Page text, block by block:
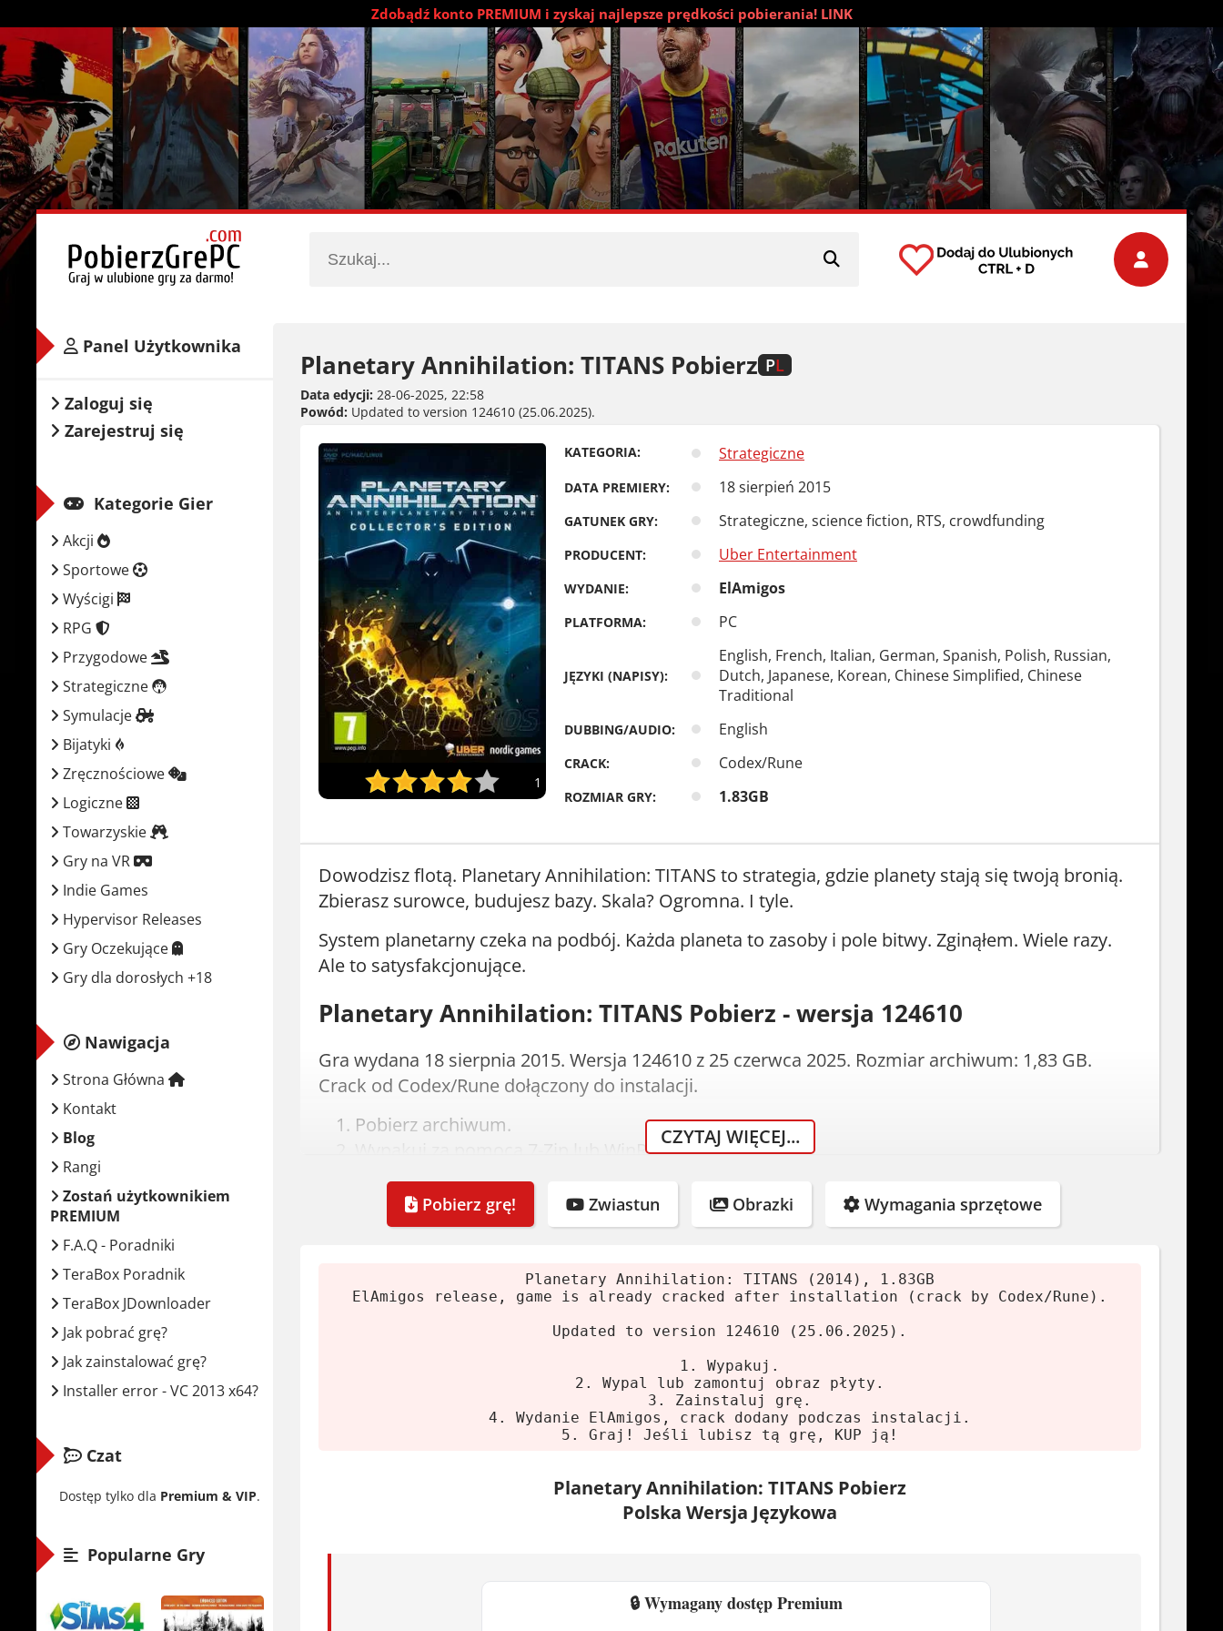
Zdobądź konto PREMIUM i zyskaj najlepsze prędkości pobierania! LINK
Planetary Annihilation: TITANS Pobierz PL
Data edycji: 28-06-2025, 22:58
Powód: Updated to version 124610 (25.06.2025).
1
KATEGORIA: Strategiczne
DATA PREMIERY: 18 sierpień 2015
GATUNEK GRY: Strategiczne, science fiction, RTS, crowdfunding
PRODUCENT: Uber Entertainment
WYDANIE: ElAmigos
PLATFORMA: PC
JĘZYKI (NAPISY):
English, French, Italian, German, Spanish, Polish, Russian,
Dutch, Japanese, Korean, Chinese Simplified, Chinese
Traditional
DUBBING/AUDIO: English
CRACK: Codex/Rune
ROZMIAR GRY: 1.83GB
Dowodzisz flotą. Planetary Annihilation: TITANS to strategia, gdzie planety stają się twoją bronią.
Zbierasz surowce, budujesz bazy. Skala? Ogromna. I tyle.
System planetarny czeka na podbój. Każda planeta to zasoby i pole bitwy. Zginąłem. Wiele razy.
Ale to satysfakcjonujące.
Planetary Annihilation: TITANS Pobierz - wersja 124610
Gra wydana 18 sierpnia 2015. Wersja 124610 z 25 czerwca 2025. Rozmiar archiwum: 1,83 GB.
Crack od Codex/Rune dołączony do instalacji.
Pobierz archiwum.
Wypakuj za pomocą 7-Zip lub WinRAR.
Zamontuj obraz płyty lub uruchom instalator.
Zainstaluj grę - crack dodany automatycznie.
Graj.
Wymagania systemowe
Quad Core 3 GHz
1 GB GeForce GTX 560 / Radeon HD 6950
Quad Core 3 GHz
CZYTAJ WIĘCEJ...
Pobierz grę! Zwiastun Obrazki Wymagania sprzętowe
Planetary Annihilation: TITANS (2014), 1.83GB
ElAmigos release, game is already cracked after installation (crack by Codex/Rune).
Updated to version 124610 (25.06.2025).
1. Wypakuj.
2. Wypal lub zamontuj obraz płyty.
3. Zainstaluj grę.
4. Wydanie ElAmigos, crack dodany podczas instalacji.
5. Graj! Jeśli lubisz tą grę, KUP ją!
Planetary Annihilation: TITANS Pobierz
Polska Wersja Językowa
🔒 Wymagany dostęp Premium
Panel Użytkownika
Zaloguj się
Zarejestruj się
Kategorie Gier
Akcji
Sportowe
Wyścigi
RPG
Przygodowe
Strategiczne
Symulacje
Bijatyki
Zręcznościowe
Logiczne
Towarzyskie
Gry na VR
Indie Games
Hypervisor Releases
Gry Oczekujące
Gry dla dorosłych +18
Nawigacja
Strona Główna
Kontakt
Blog
Rangi
Zostań użytkownikiem
PREMIUM
F.A.Q - Poradniki
TeraBox Poradnik
TeraBox JDownloader
Jak pobrać grę?
Jak zainstalować grę?
Installer error - VC 2013 x64?
Czat
Dostęp tylko dla Premium & VIP.
Popularne Gry